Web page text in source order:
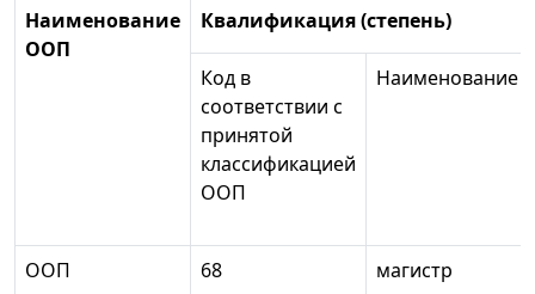
Наименование
ООП
Квалификация (степень)
Код в
соответствии с
принятой
классификацией
ООП
Наименование
ООП
68 магистр